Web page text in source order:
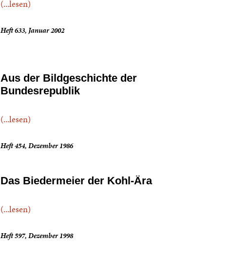
(...lesen)
Heft 633, Januar 2002
Aus der Bildgeschichte der
Bundesrepublik
(...lesen)
Heft 454, Dezember 1986
Das Biedermeier der Kohl-Ära
(...lesen)
Heft 597, Dezember 1998